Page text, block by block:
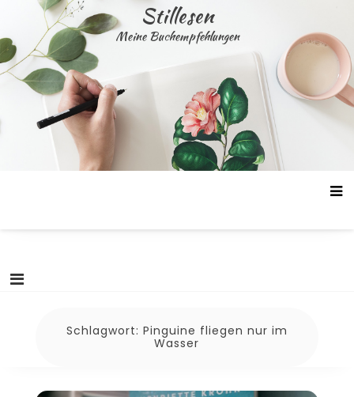
content
Stillesen
Meine Buchempfehlungen
Schlagwort: Pinguine fliegen nur im
Wasser